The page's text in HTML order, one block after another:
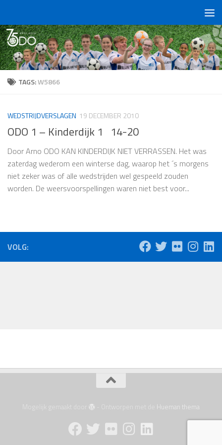
TAGS:W5866
WEDSTRIJDVERSLAGEN 19 DECEMBER 2010
ODO 1 – Kinderdijk 1 14-20
Door Arno ODO KAN KINDERDIJK NIET VERRASSEN. Het was
zaterdag wederom een winterse dag, waarop het ´s morgens
niet zeker was of alle wedstrijden wel gespeeld zouden
worden. De weersvoorspellingen waren niet best voor...
VOLG:
Mogelijk gemaakt door - Ontworpen met de Hueman thema